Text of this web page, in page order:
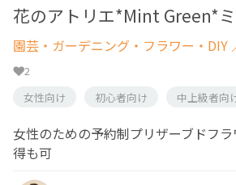
花のアトリエ*Mint Green*
園芸・ガーデニング・フラワー・DIY
2
女性向け
初心者向け 中上級者向
女性のための予約制プリザーブドフ
得も可